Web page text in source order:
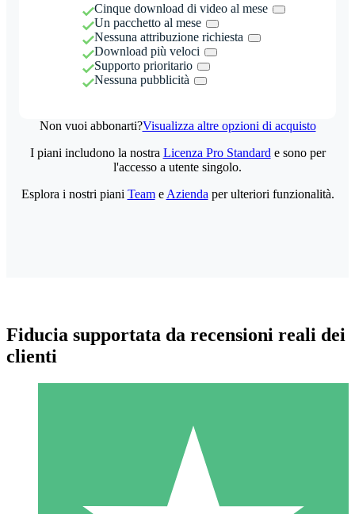
Cinque download di video al mese
Un pacchetto al mese
Nessuna attribuzione richiesta
Download più veloci
Supporto prioritario
Nessuna pubblicità
Non vuoi abbonarti?Visualizza altre opzioni di acquisto
Pacchetti di Crediti Individuali
I piani includono la nostra Licenza Pro Standard e sono per
l'accesso a utente singolo.
Esplora i nostri piani Teame Azienda per ulteriori funzionalità.
Fiducia supportata da recensioni reali dei
clienti